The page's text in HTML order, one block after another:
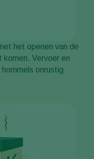
het openen van de
Vervoer en
onrustig